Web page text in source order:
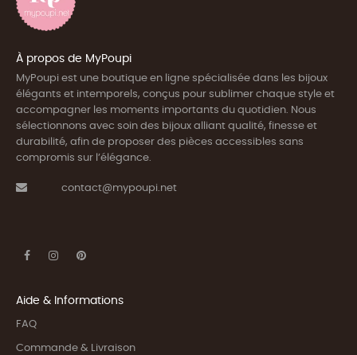
À propos de MyPoupi
MyPoupi est une boutique en ligne spécialisée dans les bijoux
élégants et intemporels, conçus pour sublimer chaque style et
accompagner les moments importants du quotidien. Nous
sélectionnons avec soin des bijoux alliant qualité, finesse et
durabilité, afin de proposer des pièces accessibles sans
compromis sur l’élégance.
contact@mypoupi.net
Aide & Informations
FAQ
Commande & Livraison